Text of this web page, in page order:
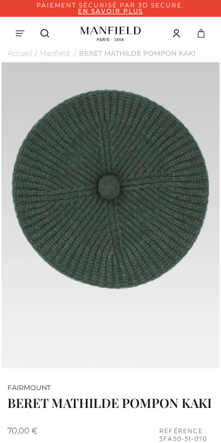
PAIEMENT SÉCURISÉ PAR 3D SECURE.
EN SAVOIR PLUS
Accueil Manfield BERET MATHILDE POMPON KAKI
FAIRMOUNT
BERET MATHILDE POMPON KAKI
70,00 €
RÉFÉRENCE :
5FA50-51-070